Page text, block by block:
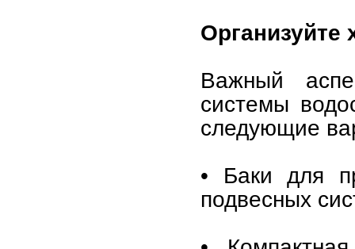
Важный
системы
следующие
• Баки для
подвесных